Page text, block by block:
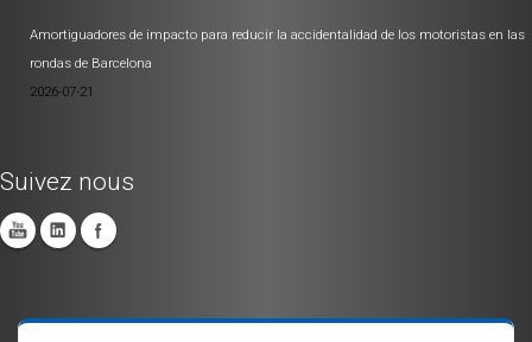
Amortiguadores de impacto para reducir la accidentalidad de los motoristas en las
rondas de Barcelona
2026-07-21
Suivez nous